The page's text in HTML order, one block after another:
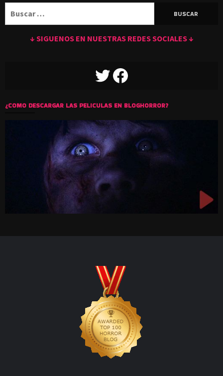
↓ SIGUENOS EN NUESTRAS REDES SOCIALES ↓
TWITTERFACEBOOK
¿COMO DESCARGAR LAS PELICULAS EN BLOGHORROR?